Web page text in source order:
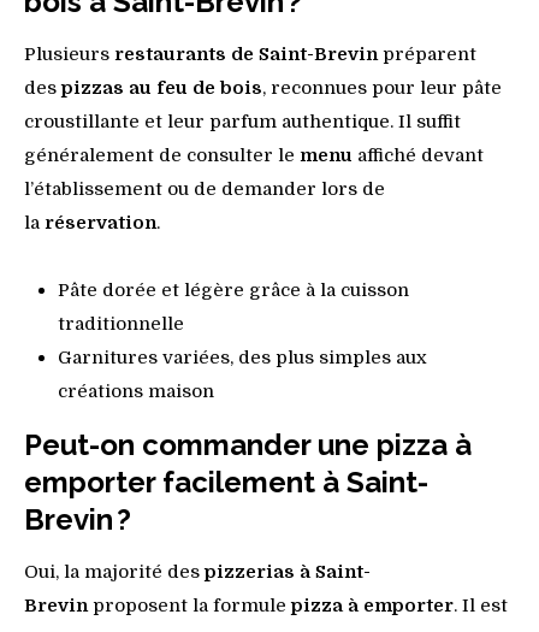
Plusieurs restaurants de Saint-Brevin préparent
despizzas au feu de bois, reconnues pour leur pâte
croustillante et leur parfum authentique. Il suffit
généralement de consulter le menu affiché devant
l’établissement ou de demander lors de
la réservation.
Pâte dorée et légère grâce à la cuisson
traditionnelle
Garnitures variées, des plus simples aux
créations maison
Peut-on commander une pizza à
emporter facilement à Saint-
Brevin ?
Oui, la majorité despizzerias à Saint-
Brevin proposent la formulepizza à emporter. Il est